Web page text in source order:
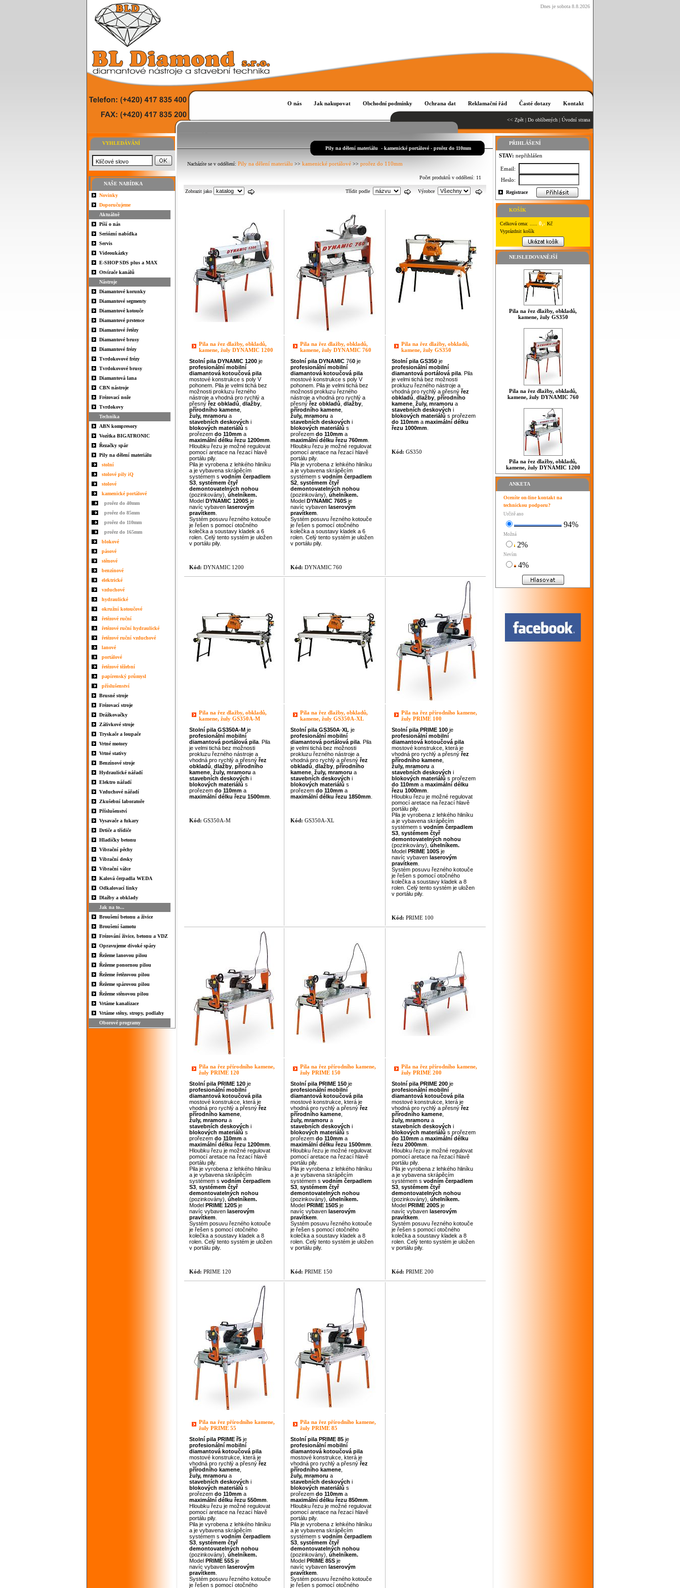
Dnes je sobota 8.8.2026
O nás Jak nakupovat Obchodní podmínky Ochrana dat Reklamační řád Časté dotazy Kontakt
<< Zpět | Do oblíbených | Úvodní strana
VYHLEDÁVÁNÍ
NAŠE NABÍDKA
Novinky
Doporučujeme
Aktuálně
Píší o nás
Seriózní nabídka
Servis
Videoukázky
E-SHOP SDS plus a MAX
Otvírače kanálů
Nástroje
Diamantové korunky
Diamantové segmenty
Diamantové kotouče
Diamantové prstence
Diamantové řetězy
Diamantové brusy
Diamantové frézy
Tvrdokovové frézy
Tvrdokovové brusy
Diamantová lana
CBN nástroje
Frézovací nože
Tvrdokovy
Technika
ABN kompresory
Vozítka BIGATRONIC
Řezačky spár
Pily na dělení materiálu
stolní
stolové pily iQ
stolové
kamenické portálové
prořez do 40mm
prořez do 85mm
prořez do 110mm
prořez do 165mm
blokové
pásové
stěnové
benzínové
elektrické
vzduchové
hydraulické
okružní kotoučové
řetězové ruční
řetězové ruční hydraulické
řetězové ruční vzduchové
lanové
portálové
řetězové těžební
papírenský průmysl
příslušenství
Brusné stroje
Frézovací stroje
Drážkovačky
Zálivkové stroje
Tryskače a loupače
Vrtné motory
Vrtné stativy
Benzínové stroje
Hydraulické nářadí
Elektro nářadí
Vzduchové nářadí
Zkušební laboratoře
Příslušenství
Vysavače a fukary
Drtiče a třídiče
Hladičky betonu
Vibrační pěchy
Vibrační desky
Vibrační válce
Kalová čerpadla WEDA
Odkalovací linky
Dlažby a obklady
Jak na to...
Broušení betonu a živice
Broušení šamotu
Frézování živice, betonu a VDZ
Opravujeme divoké spáry
Řežeme lanovou pilou
Řežeme ponornou pilou
Řežeme řetězovou pilou
Řežeme spárovou pilou
Řežeme stěnovou pilou
Vrtáme kanalizace
Vrtáme stěny, stropy, podlahy
Oborové programy
Pily na dělení materiálu - kamenické portálové - prořez do 110mm
Nacházíte se v oddělení: Pily na dělení materiálu >> kamenické portálové >> prořez do 110mm
Počet produktů v oddělení: 11
Zobrazit jako Třídit podle Výrobce
Pila na řez dlažby, obkladů,
kamene, žuly DYNAMIC 1200
Stolní pila DYNAMIC 1200 je
profesionální mobilní
diamantová kotoučová pila
mostové konstrukce s poly V
pohonem. Pila je velmi tichá bez
možnosti prokluzu řezného
nástroje a vhodná pro rychlý a
přesný řez obkladů dlažby
přírodního kamene
žuly, mramoru a
stavebních deskových i
blokových materiálů s
prořezem do 110mm a
maximální délku řezu 1200mm
Hloubku řezu je možné regulovat
pomocí aretace na řezací hlavě
portálu pily.
Pila je vyrobena z lehkého hliníku
a je vybavena skrápěcím
systémem s vodním čerpadlem
S3 systémem čtyř
demontovatelných nohou
(pozinkovány), úhelníkem.
Model DYNAMIC 1200S je
navíc vybaven laserovým
pravítkem
Systém posuvu řezného kotouče
je řešen s pomocí otočného
kolečka a soustavy kladek a 6
rolen. Celý tento systém je uložen
v portálu pily.
Kód: DYNAMIC 1200
Pila na řez dlažby, obkladů,
kamene, žuly DYNAMIC 760
Stolní pila DYNAMIC 760 je
profesionální mobilní
diamantová kotoučová pila
mostové konstrukce s poly V
pohonem. Pila je velmi tichá bez
možnosti prokluzu řezného
nástroje a vhodná pro rychlý a
přesný řez obkladů dlažby
přírodního kamene
žuly, mramoru a
stavebních deskových i
blokových materiálů s
prořezem do 110mm a
maximální délku řezu 760mm
Hloubku řezu je možné regulovat
pomocí aretace na řezací hlavě
portálu pily.
Pila je vyrobena z lehkého hliníku
a je vybavena skrápěcím
systémem s vodním čerpadlem
S2 systémem čtyř
demontovatelných nohou
(pozinkovány), úhelníkem.
Model DYNAMIC 760S je
navíc vybaven laserovým
pravítkem
Systém posuvu řezného kotouče
je řešen s pomocí otočného
kolečka a soustavy kladek a 6
rolen. Celý tento systém je uložen
v portálu pily.
Kód: DYNAMIC 760
Pila na řez dlažby, obkladů,
kamene, žuly GS350
Stolní pila GS350 je
profesionální mobilní
diamantová portálová pila . Pila
je velmi tichá bez možnosti
prokluzu řezného nástroje a
vhodná pro rychlý a přesný řez
obkladů dlažby přírodního
kamene žuly, mramoru a
stavebních deskových i
blokových materiálů s prořezem
do 110mm a maximální délku
řezu 1000mm
Kód: GS350
Pila na řez dlažby, obkladů,
kamene, žuly GS350A-M
Stolní pila GS350A-M je
profesionální mobilní
diamantová portálová pila . Pila
je velmi tichá bez možnosti
prokluzu řezného nástroje a
vhodná pro rychlý a přesný řez
obkladů dlažby přírodního
kamene žuly, mramoru a
stavebních deskových i
blokových materiálů s
prořezem do 110mm a
maximální délku řezu 1500mm
Kód: GS350A-M
Pila na řez dlažby, obkladů,
kamene, žuly GS350A-XL
Stolní pila GS350A-XL je
profesionální mobilní
diamantová portálová pila . Pila
je velmi tichá bez možnosti
prokluzu řezného nástroje a
vhodná pro rychlý a přesný řez
obkladů dlažby přírodního
kamene žuly, mramoru a
stavebních deskových i
blokových materiálů s
prořezem do 110mm a
maximální délku řezu 1850mm
Kód: GS350A-XL
Pila na řez přírodního kamene,
žuly PRIME 100
Stolní pila PRIME 100 je
profesionální mobilní
diamantová kotoučová pila
mostové konstrukce, která je
vhodná pro rychlý a přesný řez
přírodního kamene
žuly, mramoru a
stavebních deskových i
blokových materiálů s prořezem
do 110mm a maximální délku
řezu 1000mm
Hloubku řezu je možné regulovat
pomocí aretace na řezací hlavě
portálu pily.
Pila je vyrobena z lehkého hliníku
a je vybavena skrápěcím
systémem s vodním čerpadlem
S3 systémem čtyř
demontovatelných nohou
(pozinkovány), úhelníkem.
Model PRIME 100S je
navíc vybaven laserovým
pravítkem
Systém posuvu řezného kotouče
je řešen s pomocí otočného
kolečka a soustavy kladek a 8
rolen. Celý tento systém je uložen
v portálu pily.
Kód: PRIME 100
Pila na řez přírodního kamene,
žuly PRIME 120
Stolní pila PRIME 120 je
profesionální mobilní
diamantová kotoučová pila
mostové konstrukce, která je
vhodná pro rychlý a přesný řez
přírodního kamene
žuly, mramoru a
stavebních deskových i
blokových materiálů s
prořezem do 110mm a
maximální délku řezu 1200mm
Hloubku řezu je možné regulovat
pomocí aretace na řezací hlavě
portálu pily.
Pila je vyrobena z lehkého hliníku
a je vybavena skrápěcím
systémem s vodním čerpadlem
S3 systémem čtyř
demontovatelných nohou
(pozinkovány), úhelníkem.
Model PRIME 120S je
navíc vybaven laserovým
pravítkem
Systém posuvu řezného kotouče
je řešen s pomocí otočného
kolečka a soustavy kladek a 8
rolen. Celý tento systém je uložen
v portálu pily.
Kód: PRIME 120
Pila na řez přírodního kamene,
žuly PRIME 150
Stolní pila PRIME 150 je
profesionální mobilní
diamantová kotoučová pila
mostové konstrukce, která je
vhodná pro rychlý a přesný řez
přírodního kamene
žuly, mramoru a
stavebních deskových i
blokových materiálů s
prořezem do 110mm a
maximální délku řezu 1500mm
Hloubku řezu je možné regulovat
pomocí aretace na řezací hlavě
portálu pily.
Pila je vyrobena z lehkého hliníku
a je vybavena skrápěcím
systémem s vodním čerpadlem
S3 systémem čtyř
demontovatelných nohou
(pozinkovány), úhelníkem.
Model PRIME 150S je
navíc vybaven laserovým
pravítkem
Systém posuvu řezného kotouče
je řešen s pomocí otočného
kolečka a soustavy kladek a 8
rolen. Celý tento systém je uložen
v portálu pily.
Kód: PRIME 150
Pila na řez přírodního kamene,
žuly PRIME 200
Stolní pila PRIME 200 je
profesionální mobilní
diamantová kotoučová pila
mostové konstrukce, která je
vhodná pro rychlý a přesný řez
přírodního kamene
žuly, mramoru a
stavebních deskových i
blokových materiálů s prořezem
do 110mm a maximální délku
řezu 2000mm
Hloubku řezu je možné regulovat
pomocí aretace na řezací hlavě
portálu pily.
Pila je vyrobena z lehkého hliníku
a je vybavena skrápěcím
systémem s vodním čerpadlem
S3 systémem čtyř
demontovatelných nohou
(pozinkovány), úhelníkem.
Model PRIME 200S je
navíc vybaven laserovým
pravítkem
Systém posuvu řezného kotouče
je řešen s pomocí otočného
kolečka a soustavy kladek a 8
rolen. Celý tento systém je uložen
v portálu pily.
Kód: PRIME 200
Pila na řez přírodního kamene,
žuly PRIME 55
Stolní pila PRIME ř5 je
profesionální mobilní
diamantová kotoučová pila
mostové konstrukce, která je
vhodná pro rychlý a přesný řez
přírodního kamene
žuly, mramoru a
stavebních deskových i
blokových materiálů s
prořezem do 110mm a
maximální délku řezu 550mm
Hloubku řezu je možné regulovat
pomocí aretace na řezací hlavě
portálu pily.
Pila je vyrobena z lehkého hliníku
a je vybavena skrápěcím
systémem s vodním čerpadlem
S3 systémem čtyř
demontovatelných nohou
(pozinkovány), úhelníkem.
Model PRIME 55S je
navíc vybaven laserovým
pravítkem
Systém posuvu řezného kotouče
je řešen s pomocí otočného
Pila na řez přírodního kamene,
žuly PRIME 85
Stolní pila PRIME 85 je
profesionální mobilní
diamantová kotoučová pila
mostové konstrukce, která je
vhodná pro rychlý a přesný řez
přírodního kamene
žuly, mramoru a
stavebních deskových i
blokových materiálů s
prořezem do 110mm a
maximální délku řezu 850mm
Hloubku řezu je možné regulovat
pomocí aretace na řezací hlavě
portálu pily.
Pila je vyrobena z lehkého hliníku
a je vybavena skrápěcím
systémem s vodním čerpadlem
S3 systémem čtyř
demontovatelných nohou
(pozinkovány), úhelníkem.
Model PRIME 85S je
navíc vybaven laserovým
pravítkem
Systém posuvu řezného kotouče
je řešen s pomocí otočného
PŘIHLÁŠENÍ
STAV: nepřihlášen
Email:
Heslo:
Registrace
KOŠÍK
Celková cena: ..... 0,- Kč
Vyprázdnit košík
NEJSLEDOVANĚJŠÍ
Pila na řez dlažby, obkladů,
kamene, žuly GS350
Pila na řez dlažby, obkladů,
kamene, žuly DYNAMIC 760
Pila na řez dlažby, obkladů,
kamene, žuly DYNAMIC 1200
ANKETA
Oceníte on-line kontakt na
technickou podporu?
Určitě ano
94%
Možná
2%
Nevím
4%